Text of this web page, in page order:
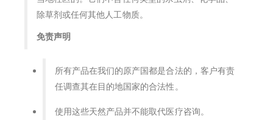
除草剂或任何其他人工物质。
免责声明
所有产品在我们的原产国都是合法的，客户有责
任调查其在目的地国家的合法性。
使用这些天然产品并不能取代医疗咨询。